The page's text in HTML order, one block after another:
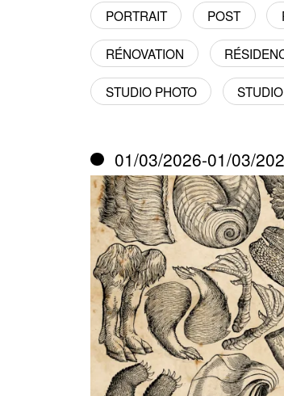
PORTRAIT POST
RÉNOVATION
STUDIO PHOTO
01/03/2026-01/03/